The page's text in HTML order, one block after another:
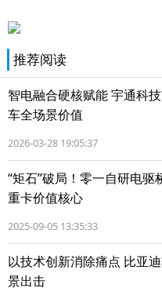
推荐阅读
智电融合硬核赋能 宇通科
车全场景价值
2026-03-28 19:05:37
“矩石”破局！零一自研电驱
重卡价值核心
2025-09-05 13:35:33
以技术创新消除痛点 比亚
景出击